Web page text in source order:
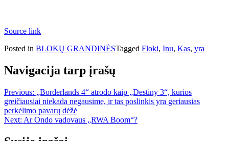
Source link
Posted in BLOKŲ GRANDINĖSTagged Floki, Inu, Kas, yra
Navigacija tarp įrašų
Previous: „Borderlands 4“ atrodo kaip „Destiny 3“, kurios
greičiausiai niekada negausime, ir tas poslinkis yra geriausias
perkėlimo pavarų dėžė
Next: Ar Ondo vadovaus „RWA Boom“?